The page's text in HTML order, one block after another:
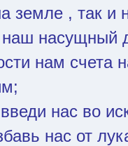
земле , так и
наш насущный
нам счета
нас во
нас от